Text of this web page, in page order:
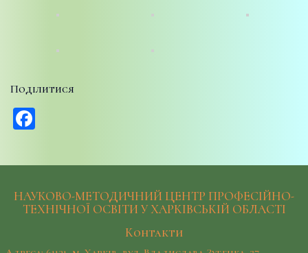
Поділитися
НАУКОВО-МЕТОДИЧНИЙ ЦЕНТР ПРОФЕСІЙНО-
ТЕХНІЧНОЇ ОСВІТИ У ХАРКІВСЬКІЙ ОБЛАСТІ
Контакти